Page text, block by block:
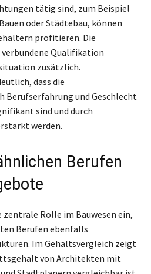
tätig sind, zum Beispiel
oder Städtebau, können
profitieren. Die
Qualifikation
zusätzlich.
dass die
Berufserfahrung und Geschlecht
sind und durch
werden.
Berufen
Rolle im Bauwesen ein,
Berufen ebenfalls
Im Gehaltsvergleich zeigt
von Architekten mit